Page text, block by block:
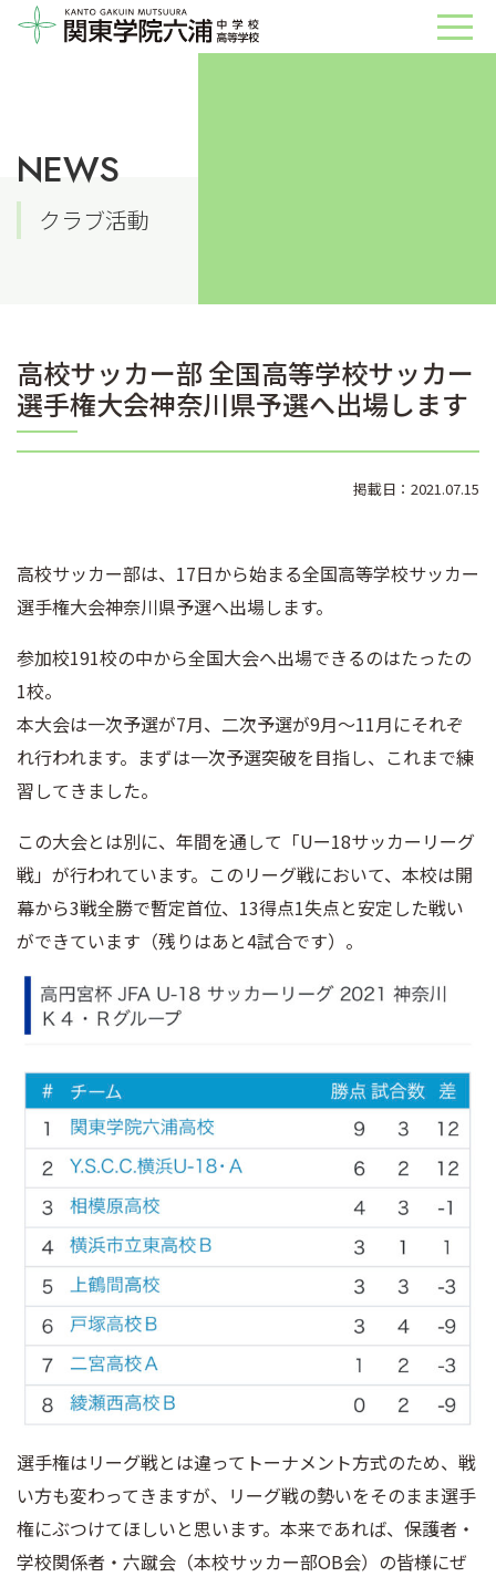
NEWS
クラブ活動
高校サッカー部 全国高等学校サッカー
選手権大会神奈川県予選へ出場します
掲載日：2021.07.15
高校サッカー部は、17日から始まる全国高等学校サッカー
選手権大会神奈川県予選へ出場します。
参加校191校の中から全国大会へ出場できるのはたったの
1校。
本大会は一次予選が7月、二次予選が9月〜11月にそれぞ
れ行われます。まずは一次予選突破を目指し、これまで練
習してきました。
この大会とは別に、年間を通して「Uー18サッカーリーグ
戦」が行われています。このリーグ戦において、本校は開
幕から3戦全勝で暫定首位、13得点1失点と安定した戦い
ができています（残りはあと4試合です）。
選手権はリーグ戦とは違ってトーナメント方式のため、戦
い方も変わってきますが、リーグ戦の勢いをそのまま選手
権にぶつけてほしいと思います。本来であれば、保護者・
学校関係者・六蹴会（本校サッカー部OB会）の皆様にぜ